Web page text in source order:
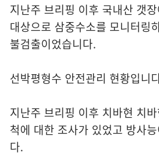
지난주 브리핑 이후 국내산 갯
대상으로 삼중수소를 모니터링
불검출이었습니다.
선박평형수 안전관리 현황입니
지난주 브리핑 이후 치바현 치
척에 대한 조사가 있었고 방사
다.